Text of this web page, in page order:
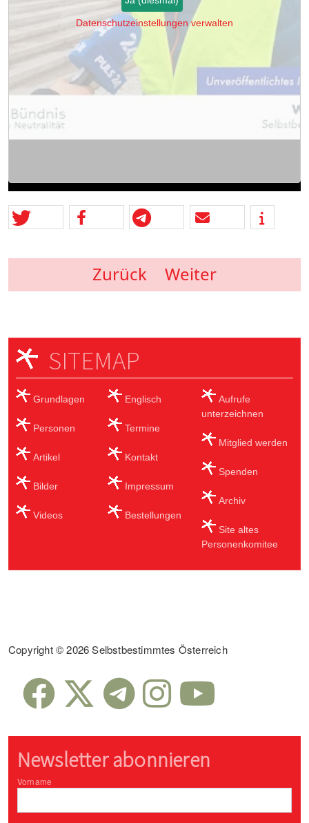
Datenschutzeinstellungen verwalten
Zurück Weiter
SITEMAP
Grundlagen
Personen
Artikel
Bilder
Videos
Englisch
Termine
Kontakt
Impressum
Bestellungen
Aufrufe
unterzeichnen
Mitglied werden
Spenden
Archiv
Site altes
Personenkomitee
Copyright © 2026 Selbstbestimmtes Österreich
Newsletter abonnieren
Vorname